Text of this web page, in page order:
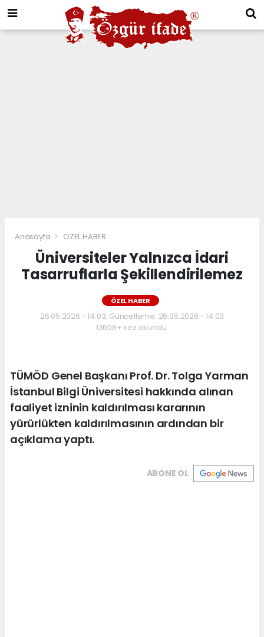
Anasayfa ÖZEL HABER
Üniversiteler Yalnızca İdari
Tasarruflarla Şekillendirilemez
ÖZEL HABER
26.05.2026 - 14:03, Güncelleme: 26.05.2026 - 14:03
13608+ kez okundu.
TÜMÖD Genel Başkanı Prof. Dr. Tolga Yarman
İstanbul Bilgi Üniversitesi hakkında alınan
faaliyet izninin kaldırılması kararının
yürürlükten kaldırılmasının ardından bir
açıklama yaptı.
ABONE OL